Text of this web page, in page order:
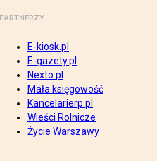
PARTNERZY
E-kiosk.pl
E-gazety.pl
Nexto.pl
Mała księgowość
Kancelarierp.pl
Wieści Rolnicze
Życie Warszawy